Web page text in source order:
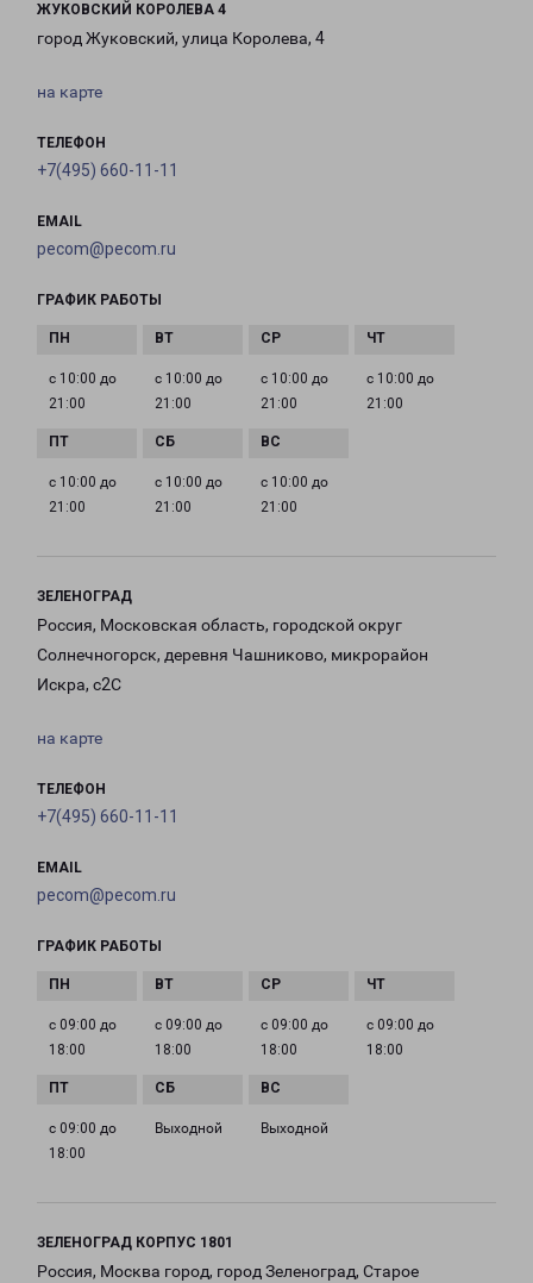
ЖУКОВСКИЙ КОРОЛЕВА 4
город Жуковский, улица Королева, 4
на карте
ТЕЛЕФОН
+7(495) 660-11-11
EMAIL
pecom@pecom.ru
ГРАФИК РАБОТЫ
с 10:00 до
21:00
с 10:00 до
21:00
с 10:00 до
21:00
с 10:00 до
21:00
с 10:00 до
21:00
с 10:00 до
21:00
с 10:00 до
21:00
ЗЕЛЕНОГРАД
Россия, Московская область, городской округ
Солнечногорск, деревня Чашниково, микрорайон
Искра, с2С
на карте
ТЕЛЕФОН
+7(495) 660-11-11
EMAIL
pecom@pecom.ru
ГРАФИК РАБОТЫ
с 09:00 до
18:00
с 09:00 до
18:00
с 09:00 до
18:00
с 09:00 до
18:00
с 09:00 до
18:00
Выходной Выходной
ЗЕЛЕНОГРАД КОРПУС 1801
Россия, Москва город, город Зеленоград, Старое